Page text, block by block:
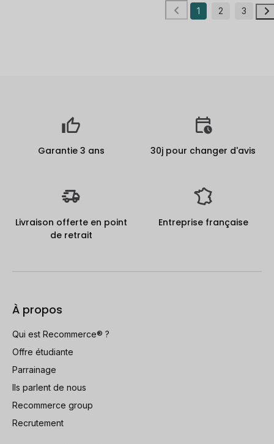
1 2 3
Garantie 3 ans 30j pour changer d'avis
Livraison offerte en point
de retrait
Entreprise française
À propos
Qui est Recommerce® ?
Offre étudiante
Parrainage
Ils parlent de nous
Recommerce group
Recrutement